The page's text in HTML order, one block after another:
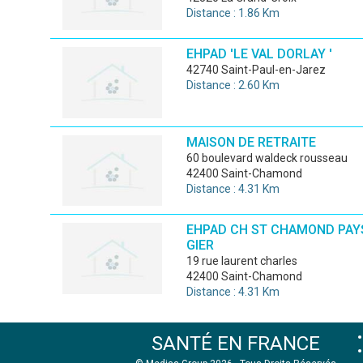
Distance : 1.86 Km
EHPAD 'LE VAL DORLAY '
42740 Saint-Paul-en-Jarez
Distance : 2.60 Km
MAISON DE RETRAITE
60 boulevard waldeck rousseau
42400 Saint-Chamond
Distance : 4.31 Km
EHPAD CH ST CHAMOND
GIER
19 rue laurent charles
42400 Saint-Chamond
Distance : 4.31 Km
SANTÉ EN FRANCE